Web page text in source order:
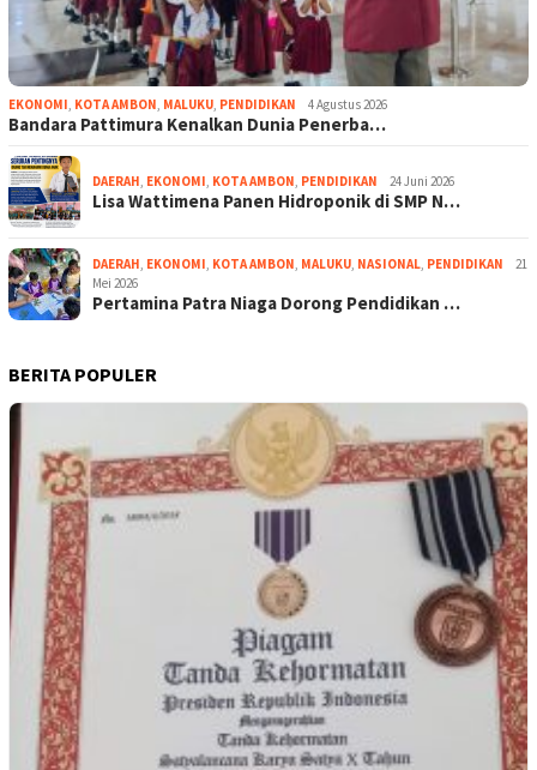
EKONOMI KOTA AMBON MALUKU PENDIDIKAN 4 Agustus 2026
Bandara Pattimura Kenalkan Dunia Penerba…
DAERAH EKONOMI KOTA AMBON PENDIDIKAN 24 Juni 2026
Lisa Wattimena Panen Hidroponik di SMP N…
DAERAH EKONOMI KOTA AMBON MALUKU NASIONAL PENDIDIKAN
21
Mei 2026
Pertamina Patra Niaga Dorong Pendidikan …
BERITA POPULER